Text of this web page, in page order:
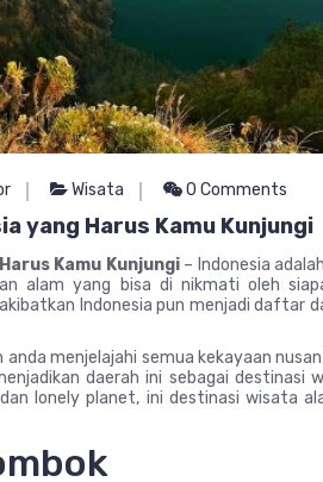
Wisata 0 Comments
yang Harus Kamu Kunjungi
Kamu Kunjungi– Indonesia
alam yang bisa di nikmati oleh
Indonesia pun menjadi daftar
anda menjelajahi semua kekayaan
daerah ini sebagai destinasi
lonely planet, ini destinasi wisata